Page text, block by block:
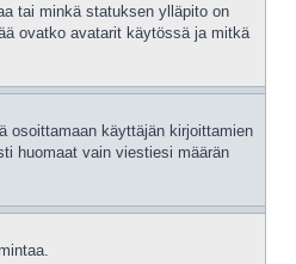
tai minkä statuksen ylläpito on
ovatko avatarit käytössä ja mitkä
osoittamaan käyttäjän kirjoittamien
huomaat vain viestiesi määrän